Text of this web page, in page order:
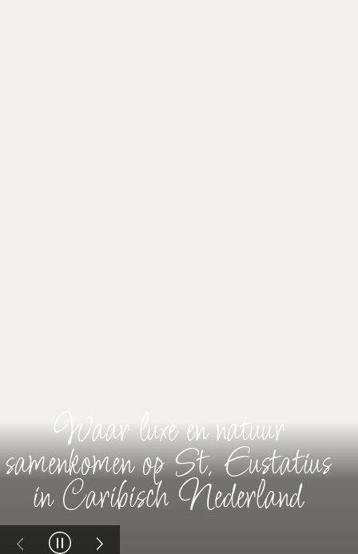
Waar luxe en natuur
samenkomen op St. Eustatius
in Caribisch Nederland